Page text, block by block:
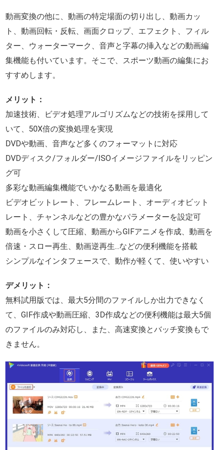
動画変換の他に、動画の特定場面の切り出し、動画カッ
ト、動画回転・反転、画面クロップ、エフェクト、フィル
ター、ウォーターマーク、音声と字幕の挿入などの動画編
集機能も付いています。そこで、スポーツ動画の編集にお
すすめします。
メリット：
加速技術、ビデオ処理アルゴリズムなどの技術を採用して
いて、50X倍の変換処理を実現
DVDや動画、音声など多くのフォーマットに対応
DVDディスク/フォルダー/ISOイメージファイルをリッピン
グ可
多彩な動画編集機能でいかなる動画を最適化
ビデオビットレート、フレームレート、オーディオビット
レート、チャンネルなどの豊かなパラメーターを設定可
動画を小さくして圧縮、動画からGIFアニメを作成、動画を
倍速・スロー再生、動画逆再生...などの便利機能を搭載
シンプルなインタフェースで、動作が軽くて、使いやすい
デメリット：
無料試用版では、最大5分間のファイルしか出力できなく
て、GIF作成や動画圧縮、3D作成などの便利機能は最大5個
のファイルのみ対応し、また、高速変換とバッチ変換もで
きません。